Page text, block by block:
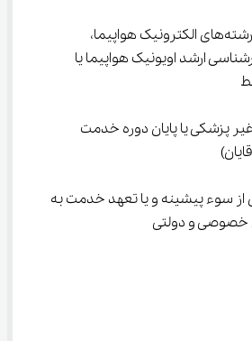
فارغ‌التحصیل رشته‌های الکترونیک هواپیما،
ارشد اویونیک هواپیما یا
پزشکی یا پایان دوره خدمت
از سوء پیشینه و یا تعهد خدمت به